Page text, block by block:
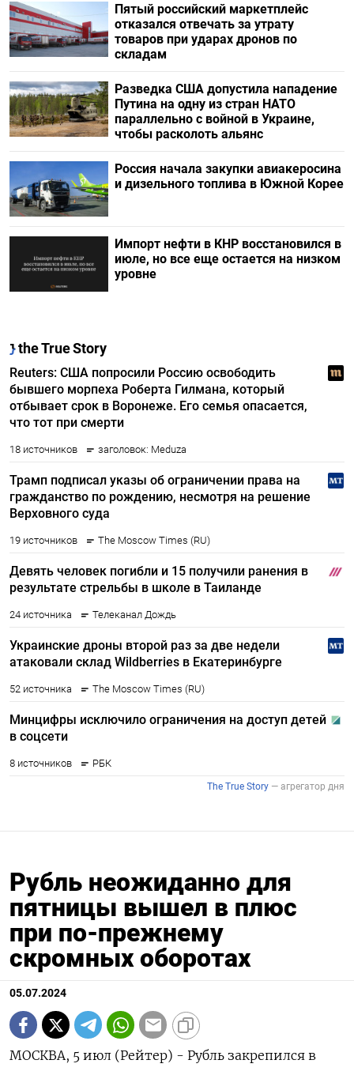
Пятый российский маркетплейс
отказался отвечать за утрату
товаров при ударах дронов по
складам
Разведка США допустила нападение
Путина на одну из стран НАТО
параллельно с войной в Украине,
чтобы расколоть альянс
Россия начала закупки авиакеросина
и дизельного топлива в Южной Корее
Импорт нефти в КНР восстановился в
июле, но все еще остается на низком
уровне
Рубль неожиданно для
пятницы вышел в плюс
при по-прежнему
скромных оборотах
05.07.2024
МОСКВА, 5 июл (Рейтер) - Рубль закрепился в